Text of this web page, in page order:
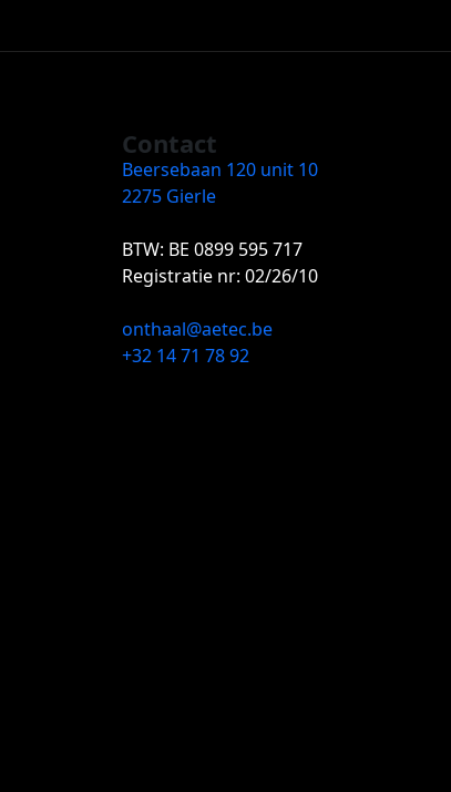
Contact
Beersebaan 120 unit 10
2275 Gierle
BTW: BE 0899 595 717
Registratie nr: 02/26/10
onthaal@aetec.be
+32 14 71 78 92